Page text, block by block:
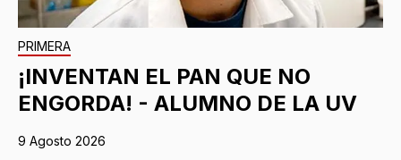
PRIMERA
¡INVENTAN EL PAN QUE NO
ENGORDA! - ALUMNO DE LA UV
9 Agosto 2026